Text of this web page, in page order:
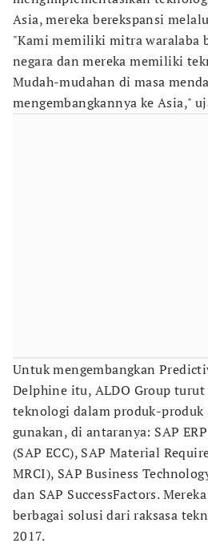
Asia, mereka berekspansi
"Kami memiliki mitra waralaba
negara dan mereka memiliki
Mudah-mudahan di masa
mengembangkannya ke Asia,"
Untuk mengembangkan
Delphine itu, ALDO Group turut
teknologi dalam produk-produk
gunakan, di antaranya: SAP
(SAP ECC), SAP Material
MRCI), SAP Business
dan SAP SuccessFactors.
berbagai solusi dari raksasa
2017.